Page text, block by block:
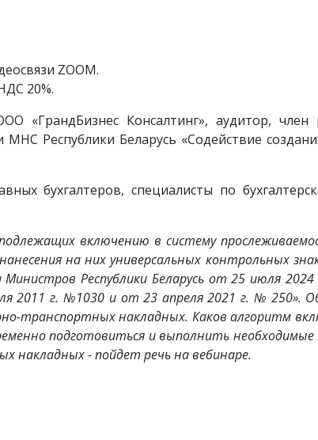
ZOOM.
20%.
«ГрандБизнес Консалтинг», аудитор, член
Республики Беларусь «Содействие
бухгалтеров, специалисты по
включению в систему
на них универсальных контрольных
Республики Беларусь от 25 июля
2011 г. №1030 и от 23 апреля 2021 г. № 250».
транспортных накладных. Каков алгоритм
подготовиться и выполнить
накладных - пойдет речь на вебинаре.